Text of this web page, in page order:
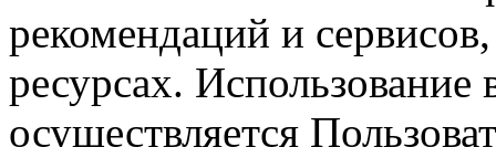
рекомендаций и
ресурсах.
осуществляется